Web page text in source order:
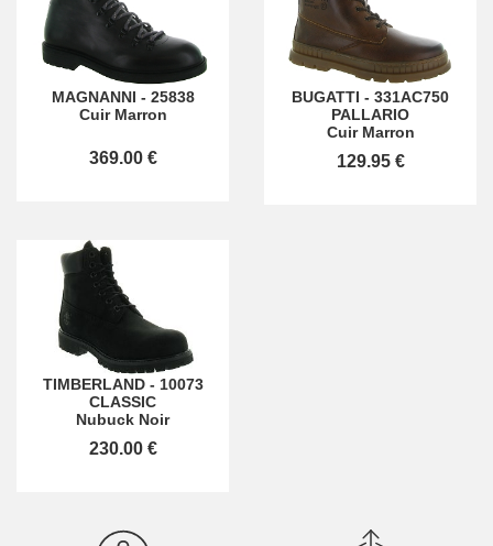
MAGNANNI - 25838
Cuir Marron
369.00 €
BUGATTI - 331AC750
PALLARIO
Cuir Marron
129.95 €
TIMBERLAND- 10073
CLASSIC
Nubuck Noir
230.00 €